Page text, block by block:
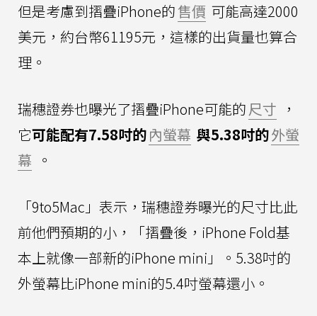
但是考慮到摺疊iPhone的售價 可能高達2000
美元，約台幣61195元，這樣的出貨量也算合
理。
瑞穗證券也曝光了摺疊iPhone可能的尺寸 ，
它可能配有7.58吋的內螢幕 與5.38吋的外螢
幕 。
「9to5Mac」表示，瑞穗證券曝光的尺寸比此
前他們預期的小，「摺疊後，iPhone Fold基
本上就像一部新的iPhone mini」。5.38吋的
外螢幕比iPhone mini的5.4吋螢幕還小。